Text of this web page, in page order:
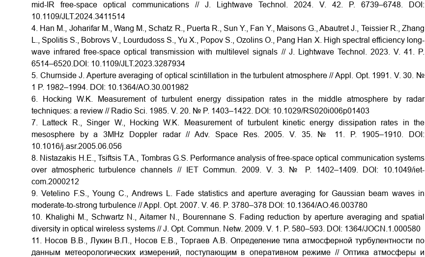
mid-IR free-space optical communications // J. Lightwave Technol. 2024. V. 42. P. 6739–6748.
DOI:
10.1109/JLT.2024.3411514
4. Han M., Joharifar M., Wang M., Schatz R., Puerta R., Sun Y., Fan Y., Maisons G., Abautret J., Teissier R., Zhang
L., Spolitis S., Bobrovs V., Lourdudoss S., Yu X., Popov S., Ozolins O., Pang Han X. High spectral efficiency long-
wave infrared free-space optical transmission with multilevel signals // J. Lightwave Technol. 2023. V. 41. P.
6514–6520.DOI: 10.1109/JLT.2023.3287934
5. Churnside J. Aperture averaging of optical scintillation in the turbulent atmosphere // Appl. Opt. 1991. V. 30. №
1 P. 1982–1994. DOI: 10.1364/AO.30.001982
6. Hocking W.K. Measurement of turbulent energy dissipation rates in the middle atmosphere by radar
techniques: a review // Radio Sci. 1985. V. 20. № P. 1403–1422. DOI: 10.1029/RS020i006p01403
7. Latteck R., Singer W., Hocking W.K. Measurement of turbulent kinetic energy dissipation rates in the
mesosphere by a 3MHz Doppler radar // Adv. Space Res. 2005. V. 35. № 11. P. 1905–1910. DOI:
10.1016/j.asr.2005.06.056
8. Nistazakis H.E., Tsiftsis T.A., Tombras G.S. Performance analysis of free-space optical communication systems
over atmospheric turbulence channels // IET Commun. 2009. V. 3. № P. 1402–1409.
DOI: 10.1049/iet-
com.2000212
9. Vetelino F.S., Young C., Andrews L. Fade statistics and aperture averaging for Gaussian beam waves in
moderate-to-strong turbulence // Appl. Opt. 2007. V. 46. P. 3780–378 DOI: 10.1364/AO.46.003780
10. Khalighi M., Schwartz N., Aitamer N., Bourennane S. Fading reduction by aperture averaging and spatial
diversity in optical wireless systems // J. Opt. Commun. Netw. 2009. V. 1. P. 580–593. DOI: 1364/JOCN.1.000580
11. Носов В.В., Лукин В.П., Носов Е.В., Торгаев А.В. Определение типа атмосферной турбулентности по
данным метеорологических измерений, поступающим в оперативном режиме // Оптика атмосферы и